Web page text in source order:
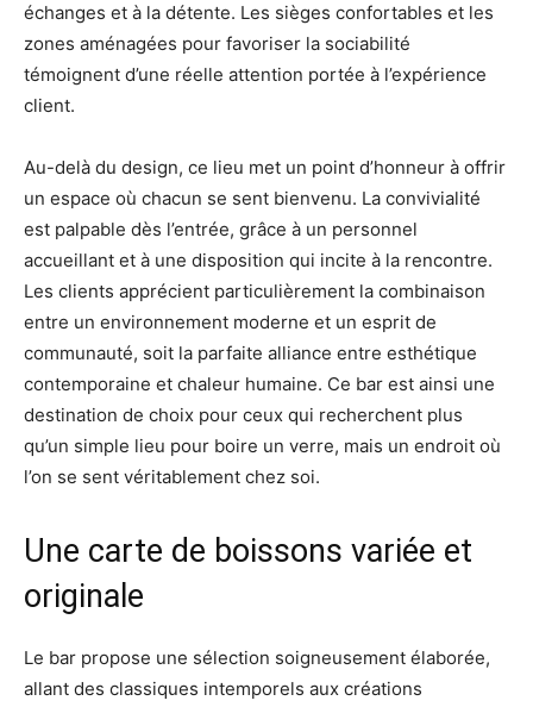
échanges et à la détente. Les sièges confortables et les
zones aménagées pour favoriser la sociabilité
témoignent d’une réelle attention portée à l’expérience
client.
Au-delà du design, ce lieu met un point d’honneur à offrir
un espace où chacun se sent bienvenu. La convivialité
est palpable dès l’entrée, grâce à un personnel
accueillant et à une disposition qui incite à la rencontre.
Les clients apprécient particulièrement la combinaison
entre un environnement moderne et un esprit de
communauté, soit la parfaite alliance entre esthétique
contemporaine et chaleur humaine. Ce bar est ainsi une
destination de choix pour ceux qui recherchent plus
qu’un simple lieu pour boire un verre, mais un endroit où
l’on se sent véritablement chez soi.
Une carte de boissons variée et
originale
Le bar propose une sélection soigneusement élaborée,
allant des classiques intemporels aux créations